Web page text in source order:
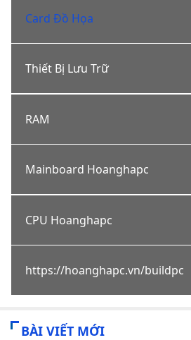
Card Đồ Họa
Thiết Bị Lưu Trữ
RAM
Mainboard Hoanghapc
CPU Hoanghapc
https://hoanghapc.vn/buildpc
BÀI VIẾT MỚI